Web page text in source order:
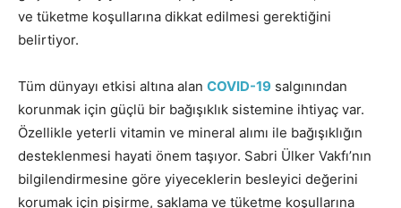
ve tüketme koşullarına dikkat edilmesi gerektiğini
belirtiyor.
Tüm dünyayı etkisi altına alan COVID-19 salgınından
korunmak için güçlü bir bağışıklık sistemine ihtiyaç var.
Özellikle yeterli vitamin ve mineral alımı ile bağışıklığın
desteklenmesi hayati önem taşıyor. Sabri Ülker Vakfı’nın
bilgilendirmesine göre yiyeceklerin besleyici değerini
korumak için pişirme, saklama ve tüketme koşullarına